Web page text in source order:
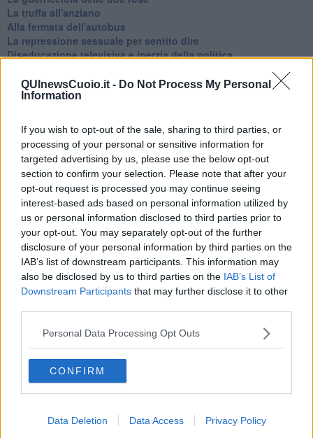
QUInewsCuoio.it - Do Not Process My Personal
Information
If you wish to opt-out of the sale, sharing to third parties, or
processing of your personal or sensitive information for
targeted advertising by us, please use the below opt-out
section to confirm your selection. Please note that after your
opt-out request is processed you may continue seeing
interest-based ads based on personal information utilized by
us or personal information disclosed to third parties prior to
your opt-out. You may separately opt-out of the further
disclosure of your personal information by third parties on the
IAB’s list of downstream participants. This information may
also be disclosed by us to third parties on the IAB’s List of
Downstream Participants that may further disclose it to other
Personal Data Processing Opt Outs
CONFIRM
Data Deletion Data Access Privacy Policy
La truffa all'anziano
Alla fermata dell'autobus
La repressione sessuale per sentito dire
Diseducazione televisiva e inerzia della politica
Esequie solenni
Nostalgia del sangue blu
Non avere e non essere
Armiamoci e... avviatevi
Da Capodanno a Carnevale
Schizzi di fango
Sor-riso amaro
Fine anno al ristorante
La festa di Capodanno
Natale 2024
Re e regnanti
A noi interessa il dito non la luna
Come rubare allo stato e vivere felici
Una performance
Il compagno
Passato, presente, futuro
La virtù del non fare
Il giorno dei saldi
L'ultimo post
Leggendo l'Eneide
Il decalogo del politico